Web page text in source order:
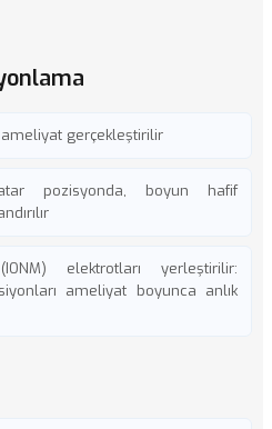
gerçekleştirilir
pozisyonda, boyun hafif
elektrotları yerleştirilir:
ameliyat boyunca anlık